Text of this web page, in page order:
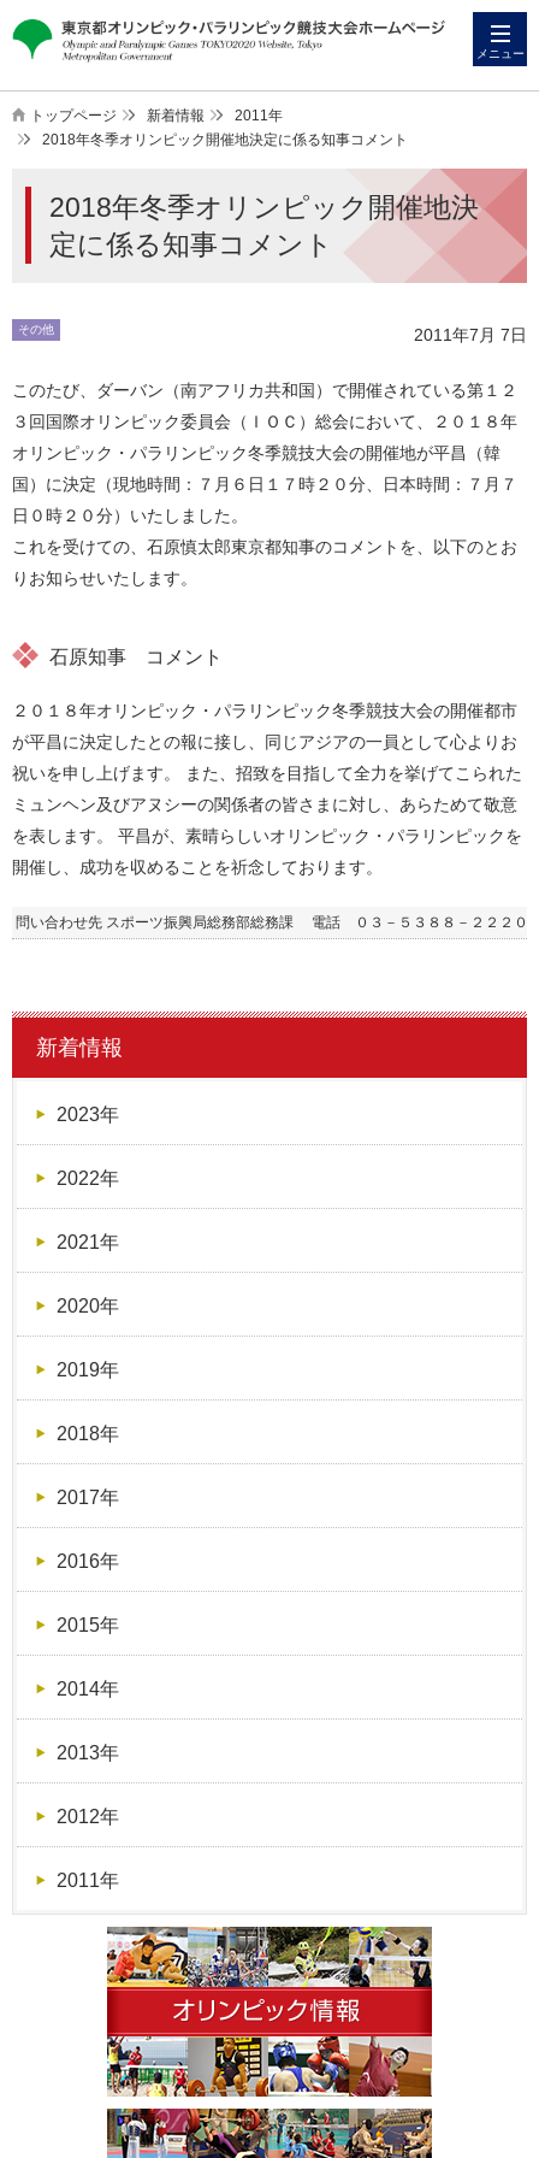
ス
メニュー
トップページ 新着情報
2011年
2018年冬季オリンピック開催地決定に係る知事コメント
ら
2018年冬季オリンピック開催地決
定に係る知事コメント
2011年7月 7日
その他
このたび、ダーバン（南アフリカ共和国）で開催されている第１２
３回国際オリンピック委員会（ＩＯＣ）総会において、２０１８年
オリンピック・パラリンピック冬季競技大会の開催地が平昌（韓
国）に決定（現地時間：７月６日１７時２０分、日本時間：７月７
日０時２０分）いたしました。
これを受けての、石原慎太郎東京都知事のコメントを、以下のとお
りお知らせいたします。
石原知事 コメント
２０１８年オリンピック・パラリンピック冬季競技大会の開催都市
が平昌に決定したとの報に接し、同じアジアの一員として心よりお
祝いを申し上げます。 また、招致を目指して全力を挙げてこられた
ミュンヘン及びアヌシーの関係者の皆さまに対し、あらためて敬意
を表します。 平昌が、素晴らしいオリンピック・パラリンピックを
開催し、成功を収めることを祈念しております。
問い合わせ先 スポーツ振興局総務部総務課 電話 ０３－５３８８－２２２０
新着情報
2023年
2022年
2021年
2020年
2019年
2018年
2017年
2016年
2015年
2014年
2013年
2012年
2011年